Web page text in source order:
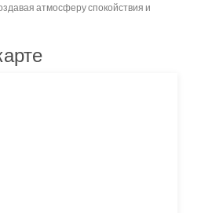
атмосферу спокойствия и